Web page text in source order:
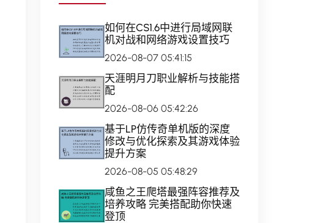
如何在CS1.6中进行局域网联
机对战和网络游戏设置技巧
2026-08-07 05:41:15
天涯明月刀职业解析与技能搭
配
2026-08-06 05:42:26
基于LP仿传奇单机版的深度
修改与优化探索及其游戏体验
提升方案
2026-08-05 05:48:29
咸鱼之王爬塔最强阵容推荐及
培养攻略 完美搭配助你快速
登顶